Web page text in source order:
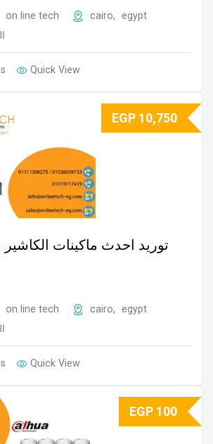
on line tech cairo,
egypt
Quick View
توريد احدث ماكينات
on line tech cairo,
egypt
Quick View
EGP 10,750
EGP 100